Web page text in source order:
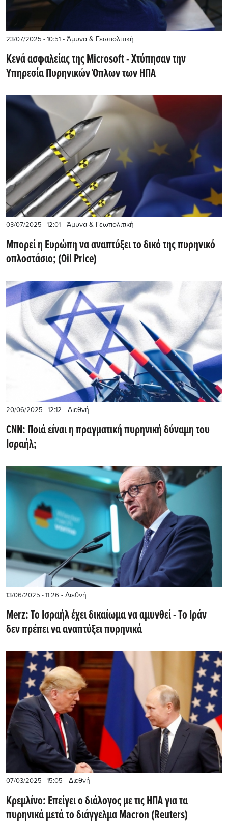
23/07/2025 - 10:51 - Άμυνα & Γεωπολιτική
Κενά ασφαλείας της Microsoft - Xτύπησαν την
Υπηρεσία Πυρηνικών Όπλων των ΗΠΑ
03/07/2025 - 12:01 - Άμυνα & Γεωπολιτική
Μπορεί η Ευρώπη να αναπτύξει το δικό της πυρηνικό
οπλοστάσιο; (Oil Price)
20/06/2025 - 12:12 - Διεθνή
CNN: Ποιά είναι η πραγματική πυρηνική δύναμη του
Ισραήλ;
13/06/2025 - 11:26 - Διεθνή
Merz: Το Ισραήλ έχει δικαίωμα να αμυνθεί - Το Ιράν
δεν πρέπει να αναπτύξει πυρηνικά
07/03/2025 - 15:05 - Διεθνή
Κρεμλίνο: Επείγει ο διάλογος με τις ΗΠΑ για τα
πυρηνικά μετά το διάγγελμα Macron (Reuters)